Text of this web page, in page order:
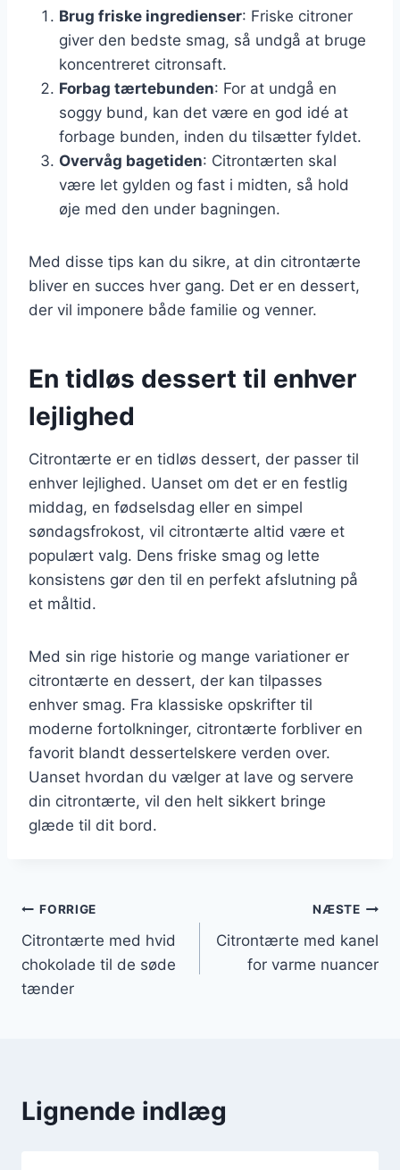
Brug friske ingredienser: Friske citroner
giver den bedste smag, så undgå at bruge
koncentreret citronsaft.
Forbag tærtebunden: For at undgå en
soggy bund, kan det være en god idé at
forbage bunden, inden du tilsætter fyldet.
Overvåg bagetiden: Citrontærten skal
være let gylden og fast i midten, så hold
øje med den under bagningen.
Med disse tips kan du sikre, at din citrontærte
bliver en succes hver gang. Det er en dessert,
der vil imponere både familie og venner.
En tidløs dessert til enhver
lejlighed
Citrontærte er en tidløs dessert, der passer til
enhver lejlighed. Uanset om det er en festlig
middag, en fødselsdag eller en simpel
søndagsfrokost, vil citrontærte altid være et
populært valg. Dens friske smag og lette
konsistens gør den til en perfekt afslutning på
et måltid.
Med sin rige historie og mange variationer er
citrontærte en dessert, der kan tilpasses
enhver smag. Fra klassiske opskrifter til
moderne fortolkninger, citrontærte forbliver en
favorit blandt dessertelskere verden over.
Uanset hvordan du vælger at lave og servere
din citrontærte, vil den helt sikkert bringe
glæde til dit bord.
Indlægsnavigation
FORRIGE
Citrontærte med hvid
chokolade til de søde
tænder
NÆSTE
Citrontærte med kanel
for varme nuancer
Lignende indlæg